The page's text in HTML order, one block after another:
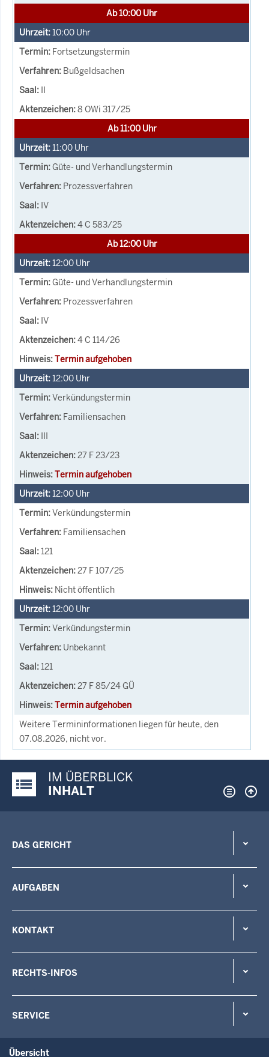
Ab 10:00 Uhr
10:00 Uhr
Fortsetzungstermin
Bußgeldsachen
II
8 OWi 317/25
Ab 11:00 Uhr
11:00 Uhr
Güte- und Verhandlungstermin
Prozessverfahren
IV
4 C 583/25
Ab 12:00 Uhr
12:00 Uhr
Güte- und Verhandlungstermin
Prozessverfahren
IV
4 C 114/26
Termin aufgehoben
12:00 Uhr
Verkündungstermin
Familiensachen
III
27 F 23/23
Termin aufgehoben
12:00 Uhr
Verkündungstermin
Familiensachen
121
27 F 107/25
Nicht öffentlich
12:00 Uhr
Verkündungstermin
Unbekannt
121
27 F 85/24 GÜ
Termin aufgehoben
Weitere Termininformationen liegen für heute, den
07.08.2026, nicht vor.
Justiz-Portal im Überblick:
IM ÜBERBLICK
INHALT
DAS GERICHT
AUFGABEN
KONTAKT
RECHTS-INFOS
SERVICE
Übersicht